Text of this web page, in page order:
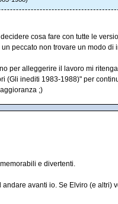
cosa fare con tutte le
peccato non trovare un modo di
per alleggerire il lavoro mi
(Gli inediti 1983-1988)" per
;)
e divertenti.
avanti io. Se Elviro (e altri)